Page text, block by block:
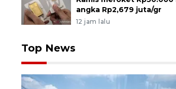
angka Rp2,679 juta/gr
12 jam lalu
Top News